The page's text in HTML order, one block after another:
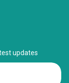
updates